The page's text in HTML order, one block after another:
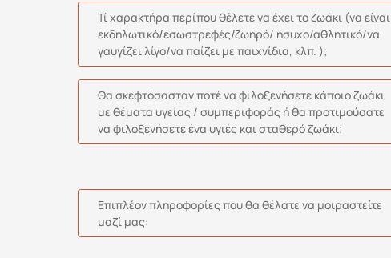
Τί χαρακτήρα περίπου θέλετε να έχει το ζωάκι (να είναι
εκδηλωτικό/εσωστρεφές/ζωηρό/ ήσυχο/αθλητικό/να
γαυγίζει λίγο/να παίζει με παιχνίδια, κλπ. );
Θα σκεφτόσασταν ποτέ να φιλοξενήσετε κάποιο ζωάκι
με θέματα υγείας / συμπεριφοράς ή θα προτιμούσατε
να φιλοξενήσετε ένα υγιές και σταθερό ζωάκι;
Επιπλέον πληροφορίες που θα θέλατε να μοιραστείτε
μαζί μας: